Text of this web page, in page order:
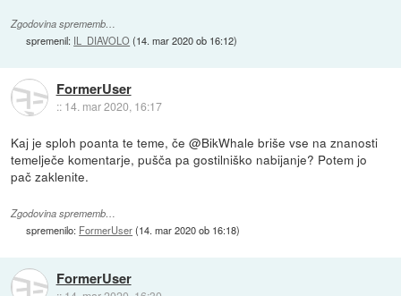
Zgodovina sprememb…
spremenil: IL_DIAVOLO(14. mar 2020 ob 16:12)
FormerUser
:: 14. mar 2020, 16:17
Kaj je sploh poanta te teme, če @BikWhale briše vse na znanosti
temelječe komentarje, pušča pa gostilniško nabijanje? Potem jo
pač zaklenite.
Zgodovina sprememb…
spremenilo: FormerUser(14. mar 2020 ob 16:18)
FormerUser